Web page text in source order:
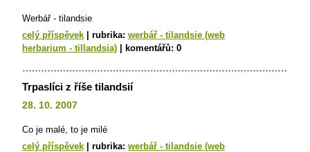
Werbář - tilandsie
celý příspěvek
rubrika: werbář - tilandsie (web
herbarium - tillandsia)
komentářů: 0
Trpaslíci z říše tilandsií
28. 10. 2007
Co je malé, to je milé
celý příspěvek
rubrika: werbář - tilandsie (web